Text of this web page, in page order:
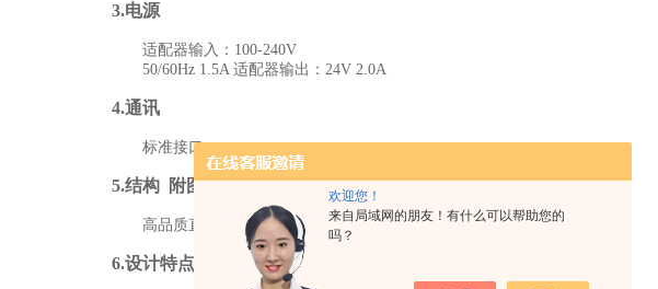
欢迎您！
来自局域网的朋友！有什么可以帮助您的
吗？
3.电源
适配器输入：100-240V
50/60Hz 1.5A 适配器输出：24V 2.0A
4.通讯
标准接口
5.结构 附图片
高品质直流电机，配备不平衡监控系统，可自动停止运转。
6.设计特点